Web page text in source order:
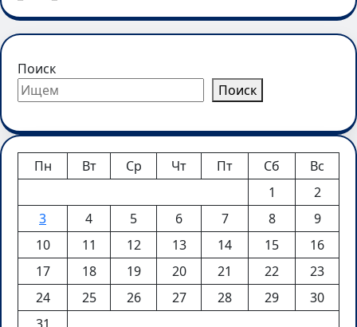
Поиск
Поиск
Пн Вт Ср Чт Пт Сб
Вс
1
2
3
4 5 6 7 8
9
10
11 12 13 14 15
16
17
18 19 20 21 22
23
24
25 26 27 28 29
30